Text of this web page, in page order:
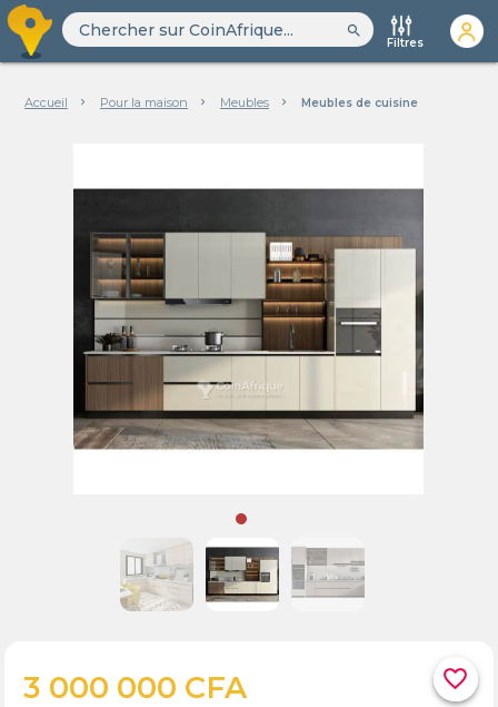
search
Filtres
Accueil Pour la maison Meubles Meubles de cuisine
favorite_border
3 000 000 CFA